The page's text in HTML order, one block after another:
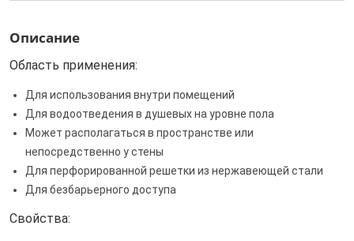
Описание
Область применения:
Для использования внутри помещений
Для водоотведения в душевых на уровне пола
Может располагаться в пространстве или
непосредственно у стены
Для перфорированной решетки из нержавеющей стали
Для безбарьерного доступа
Свойства: